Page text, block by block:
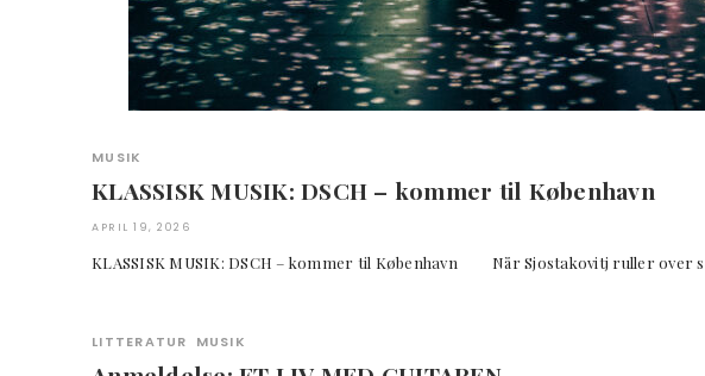
MUSIK
KLASSISK MUSIK: DSCH – kommer til København
APRIL 19, 2026
KLASSISK MUSIK: DSCH – kommer til København Når Sjostakovitj ruller
LITTERATUR MUSIK